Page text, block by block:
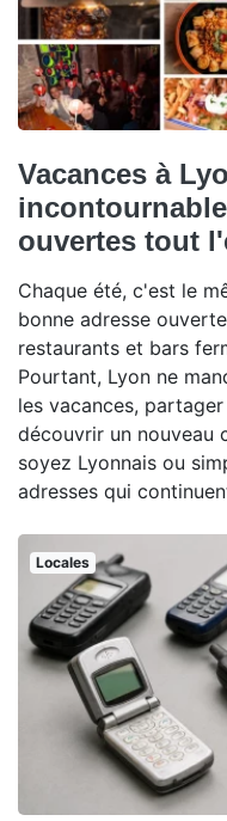
Vacances à
ouvertes tout
Chaque été, c'est le
bonne adresse
restaurants et bars
Pourtant, Lyon ne
les vacances,
découvrir un nouveau
soyez Lyonnais ou
adresses qui
Locales